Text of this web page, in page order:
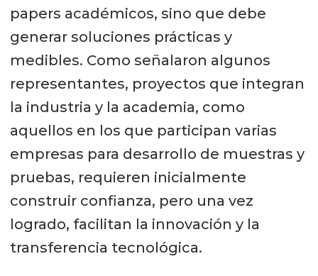
papers académicos, sino que debe
generar soluciones prácticas y
medibles. Como señalaron algunos
representantes, proyectos que integran
la industria y la academia, como
aquellos en los que participan varias
empresas para desarrollo de muestras y
pruebas, requieren inicialmente
construir confianza, pero una vez
logrado, facilitan la innovación y la
transferencia tecnológica.